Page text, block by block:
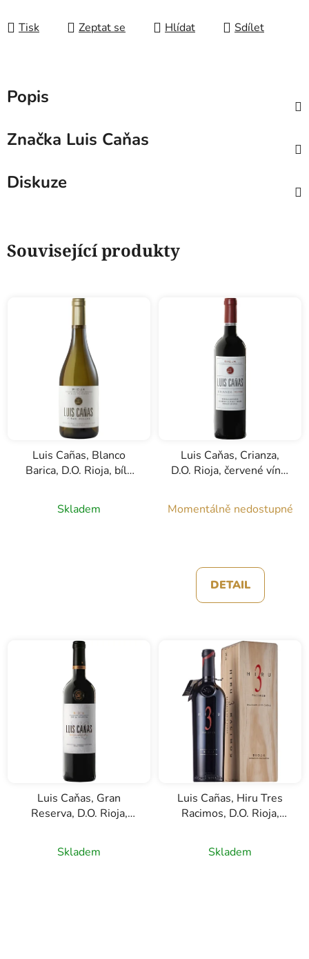
Tisk Zeptat se Hlídat Sdílet
Popis
Značka Luis Caňas
Diskuze
Související produkty
Luis Cañas, Blanco
Barica, D.O. Rioja, bílé
Skladem
Luis Caňas, Crianza,
D.O. Rioja, červené víno,
Momentálně nedostupné
DETAIL
Luis Caňas, Gran
Reserva, D.O. Rioja,
Skladem
Luis Cañas, Hiru Tres
Racimos, D.O. Rioja,
Skladem